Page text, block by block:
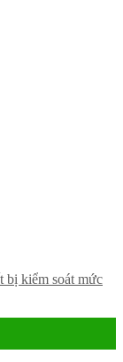
bị kiểm soát mức